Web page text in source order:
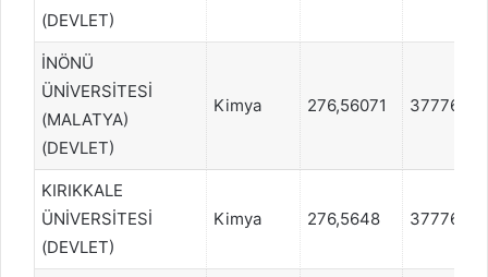
(DEVLET)
İNÖNÜ
ÜNİVERSİTESİ
(MALATYA)
(DEVLET)
Kimya 276,56071 377761
KIRIKKALE
ÜNİVERSİTESİ
(DEVLET)
Kimya 276,5648 377761